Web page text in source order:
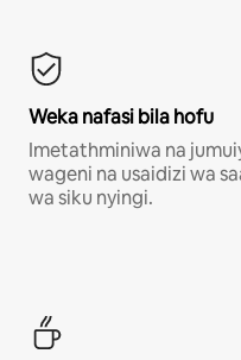
Weka nafasi bila hofu
Imetathminiwa na
wageni na usaidizi wa
wa siku nyingi.